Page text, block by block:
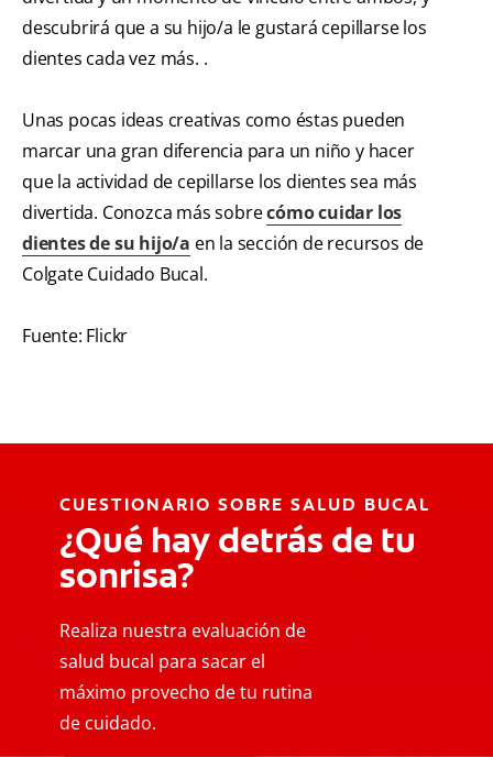
descubrirá que a su hijo/a le gustará cepillarse los
dientes cada vez más. .
Unas pocas ideas creativas como éstas pueden
marcar una gran diferencia para un niño y hacer
que la actividad de cepillarse los dientes sea más
divertida. Conozca más sobrecómo cuidar los
dientes de su hijo/a en la sección de recursos de
Colgate Cuidado Bucal.
Fuente: Flickr
CUESTIONARIO SOBRE SALUD BUCAL
¿Qué hay detrás de tu
sonrisa?
Realiza nuestra evaluación de
salud bucal para sacar el
máximo provecho de tu rutina
de cuidado.